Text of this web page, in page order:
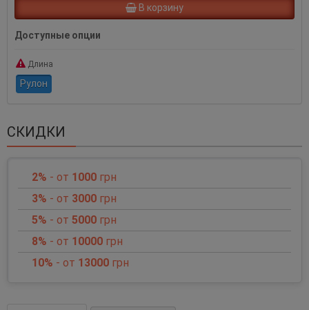
В корзину
Доступные опции
Длина
Рулон
СКИДКИ
2% - от 1000 грн
3% - от 3000 грн
5% - от 5000 грн
8% - от 10000 грн
10% - от 13000 грн